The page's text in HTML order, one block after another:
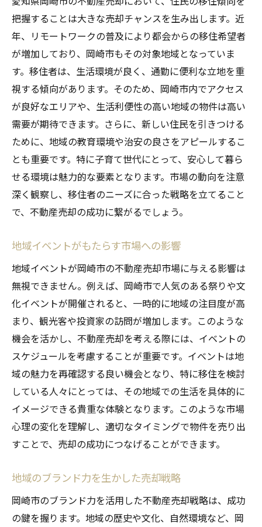
把握することは大きな売却チャンスを生み出します。近
年、リモートワークの普及により都会からの移住希望者
が増加しており、岡崎市もその対象地域となっていま
す。移住者は、生活環境が良く、通勤に便利な立地を重
視する傾向があります。そのため、岡崎市内でアクセス
が良好なエリアや、生活利便性の高い地域の物件は高い
需要が期待できます。さらに、新しい住民を引きつける
ために、地域の教育環境や治安の良さをアピールするこ
とも重要です。特に子育て世代にとって、安心して暮ら
せる環境は魅力的な要素となります。市場の動向を注意
深く観察し、移住者のニーズに合った戦略を立てること
で、不動産売却の成功に繋がるでしょう。
地域イベントがもたらす市場への影響
地域イベントが岡崎市の不動産売却市場に与える影響は
無視できません。例えば、岡崎市で人気のある祭りや文
化イベントが開催されると、一時的に地域の注目度が高
まり、観光客や投資家の訪問が増加します。このような
機会を活かし、不動産売却を考える際には、イベントの
スケジュールを考慮することが重要です。イベントは地
域の魅力を再確認する良い機会となり、特に移住を検討
している人々にとっては、その地域での生活を具体的に
イメージできる貴重な体験となります。このような市場
心理の変化を理解し、適切なタイミングで物件を売り出
すことで、売却の成功につなげることができます。
地域のブランド力を生かした売却戦略
岡崎市のブランド力を活用した不動産売却戦略は、成功
の鍵を握ります。地域の歴史や文化、自然環境など、岡